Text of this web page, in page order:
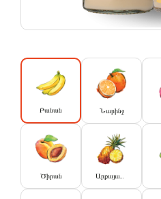
Բանան Նարինջ
Ծիրան Արքայախնձոր